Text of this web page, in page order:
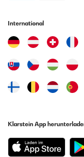
liest, ist bei diesen
Arm sondern wie ein
schwarze Band hatte
dennoch trainieren
gewandt (welcher
versprochen. Dies dürfte
meiner Seite aus eine
International
Klarstein App